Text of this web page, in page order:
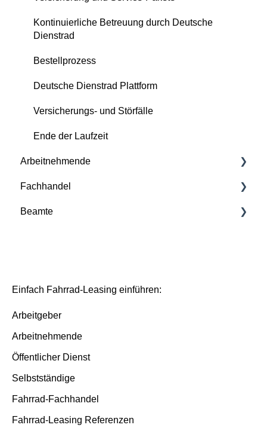
Kontinuierliche Betreuung durch Deutsche
Dienstrad
Bestellprozess
Deutsche Dienstrad Plattform
Versicherungs- und Störfälle
Ende der Laufzeit
Arbeitnehmende
Grundlagen
Deutsche Dienstrad Plattform
Versicherungsfälle
Ende der Laufzeit
Fachhandel
Grundlagen
Beamte
Einfach Fahrrad-Leasing einführen:
Arbeitgeber
Arbeitnehmende
Öffentlicher Dienst
Selbstständige
Fahrrad-Fachhandel
Fahrrad-Leasing Referenzen